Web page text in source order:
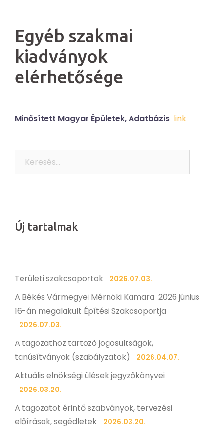
Egyéb szakmai
kiadványok
elérhetősége
Minősített Magyar Épületek, Adatbázis link
Új tartalmak
Területi szakcsoportok 2026.07.03.
A Békés Vármegyei Mérnöki Kamara 2026 június
16-án megalakult Építési Szakcsoportja
2026.07.03.
A tagozathoz tartozó jogosultságok,
tanúsítványok (szabályzatok)
2026.04.07.
Aktuális elnökségi ülések jegyzőkönyvei
2026.03.20.
A tagozatot érintő szabványok, tervezési
előírások, segédletek
2026.03.20.